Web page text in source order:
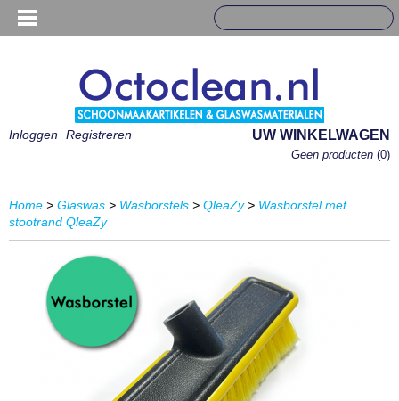
Inloggen Registreren UW WINKELWAGEN
Geen producten (0)
Home > Glaswas > Wasborstels > QleaZy> Wasborstel met
stootrand QleaZy